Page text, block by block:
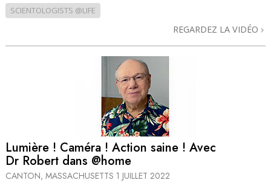
SCIENTOLOGISTS @LIFE
REGARDEZ LA VIDÉO
Lumière ! Caméra ! Action saine ! Avec
Dr Robert dans @home
CANTON, MASSACHUSETTS 1 JUILLET 2022